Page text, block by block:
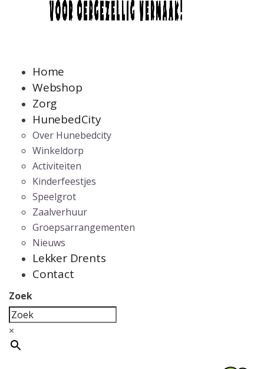
Home
Webshop
Zorg
HunebedCity
Over Hunebedcity
Winkeldorp
Activiteiten
Kinderfeestjes
Speelgrot
Zaalverhuur
Groepsarrangementen
Nieuws
Lekker Drents
Contact
Zoek
×